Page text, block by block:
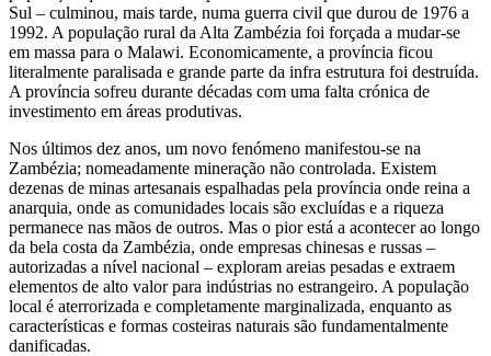
Sul – culminou, mais tarde, numa guerra civil que durou de 1976 a
1992. A população rural da Alta Zambézia foi forçada a mudar-se
em massa para o Malawi. Economicamente, a província ficou
literalmente paralisada e grande parte da infra estrutura foi destruída.
A província sofreu durante décadas com uma falta crónica de
investimento em áreas produtivas.
Nos últimos dez anos, um novo fenómeno manifestou-se na
Zambézia; nomeadamente mineração não controlada. Existem
dezenas de minas artesanais espalhadas pela província onde reina a
anarquia, onde as comunidades locais são excluídas e a riqueza
permanece nas mãos de outros. Mas o pior está a acontecer ao longo
da bela costa da Zambézia, onde empresas chinesas e russas –
autorizadas a nível nacional – exploram areias pesadas e extraem
elementos de alto valor para indústrias no estrangeiro. A população
local é aterrorizada e completamente marginalizada, enquanto as
características e formas costeiras naturais são fundamentalmente
danificadas.